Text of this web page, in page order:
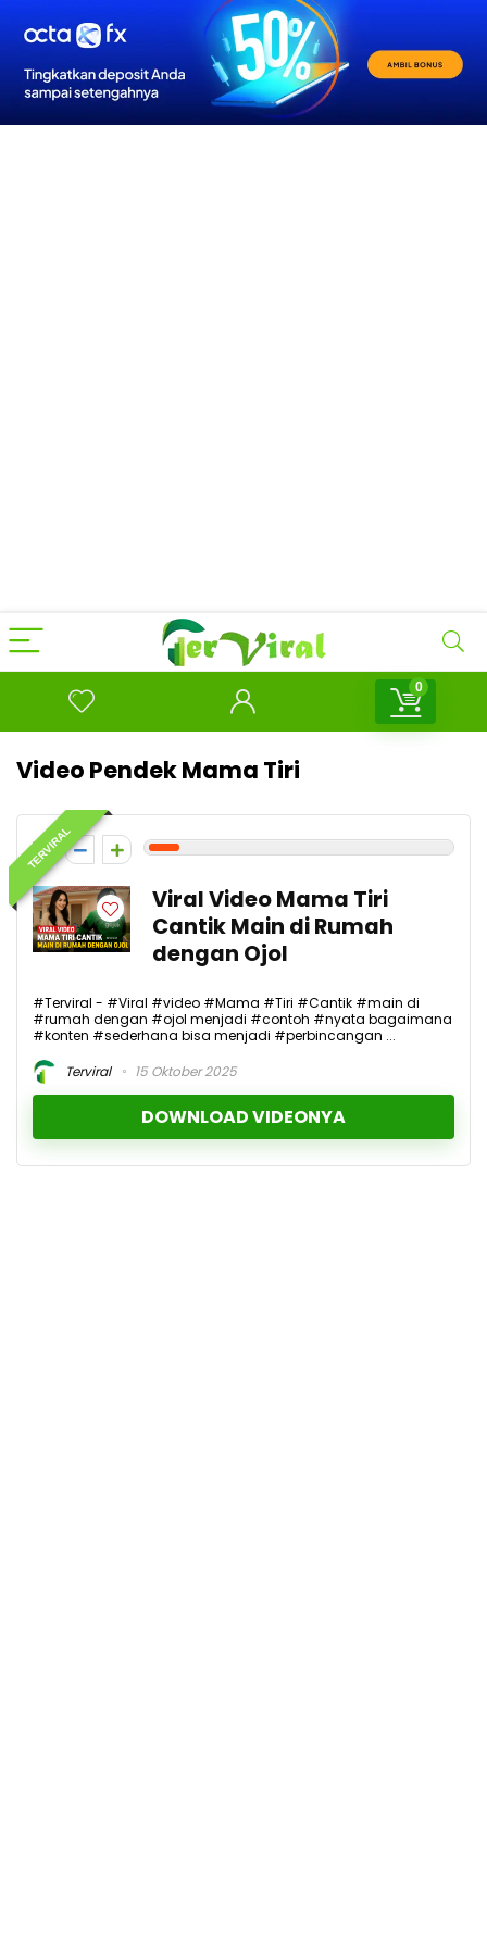
0
Video Pendek Mama Tiri
TERVIRAL
1
Viral Video Mama Tiri
Cantik Main di Rumah
dengan Ojol
#Terviral - #Viral #video #Mama #Tiri #Cantik #main di
#rumah dengan #ojol menjadi #contoh #nyata bagaimana
#konten #sederhana bisa menjadi #perbincangan ...
Terviral
15 Oktober 2025
DOWNLOAD VIDEONYA